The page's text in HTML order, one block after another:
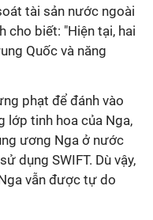
tài sản nước ngoài
cho biết: "Hiện tại, hai
Quốc và năng
phạt để đánh vào
lớp tinh hoa của Nga,
ương Nga ở nước
dụng SWIFT. Dù vậy,
vẫn được tự do